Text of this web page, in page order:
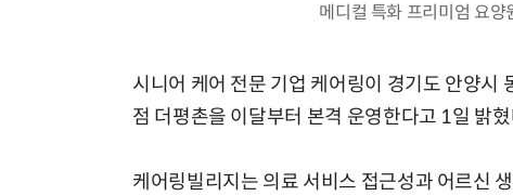
메디컬 특화 프리미엄 요
시니어 케어 전문 기업 케어링이 경기도 안양
점 더평촌을 이달부터 본격 운영한다고 1일 밝
케어링빌리지는 의료 서비스 접근성과 어르신